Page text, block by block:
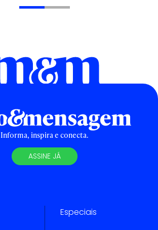
Informa, inspira e conecta.
ASSINE JÁ
Especiais